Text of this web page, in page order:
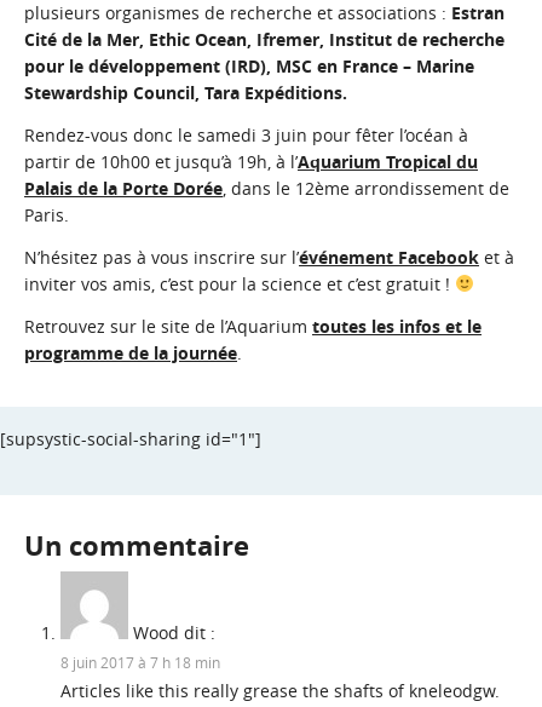
plusieurs organismes de recherche et associations : Estran
Cité de la Mer, Ethic Ocean, Ifremer, Institut de recherche
pour le développement (IRD), MSC en France – Marine
Stewardship Council, Tara Expéditions.
Rendez-vous donc le samedi 3 juin pour fêter l’océan à
partir de 10h00 et jusqu’à 19h, à l’Aquarium Tropical du
Palais de la Porte Dorée, dans le 12ème arrondissement de
Paris.
N’hésitez pas à vous inscrire sur l’événement Facebook et à
inviter vos amis, c’est pour la science et c’est gratuit !
Retrouvez sur le site de l’Aquarium toutes les infos et le
programme de la journée.
[supsystic-social-sharing id="1"]
Un commentaire
Wood dit :
8 juin 2017 à 7 h 18 min
Articles like this really grease the shafts of kneleodgw.